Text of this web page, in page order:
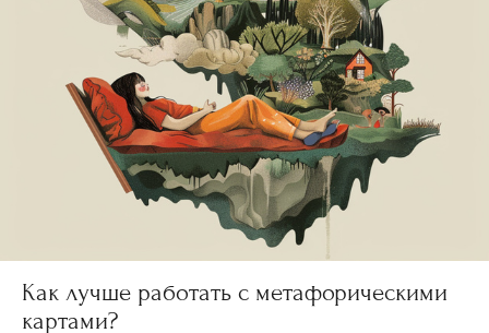
Как лучше работать с метафорическими
картами?